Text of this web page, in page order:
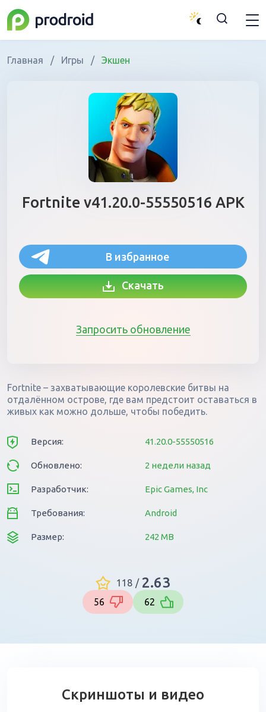
Главная / Игры / Экшен
Fortnite v41.20.0-55550516 APK
В избранное
Скачать
Запросить обновление
Fortnite – захватывающие королевские битвы на
отдалённом острове, где вам предстоит оставаться в
живых как можно дольше, чтобы победить.
Версия: 41.20.0-55550516
Обновлено: 2 недели назад
Разработчик: Epic Games, Inc
Требования: Android
Размер: 242 MB
118 / 2.63
56 62
Скриншоты и видео